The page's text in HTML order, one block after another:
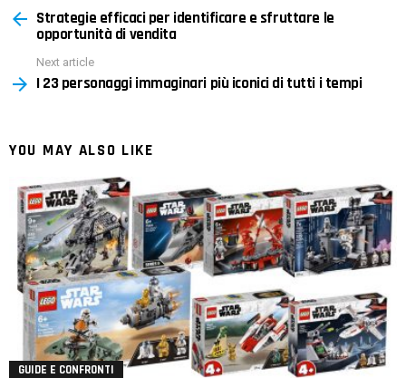
more Strategie efficaci per identificare e sfruttare le
opportunità di vendita
Next article
I 23 personaggi immaginari più iconici di tutti i tempi
YOU MAY ALSO LIKE
GUIDE E CONFRONTI